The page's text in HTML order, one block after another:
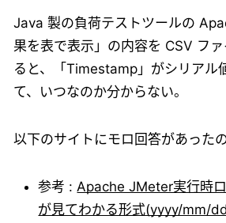
Java 製の負荷テストツールの
果を表で表示」の内容を CSV フ
ると、「Timestamp」がシリアル
て、いつなのか分からない。
以下のサイトにモロ回答があったの
参考 : Apache JMeter実行時
が見てわかる形式(yyyy/mm/